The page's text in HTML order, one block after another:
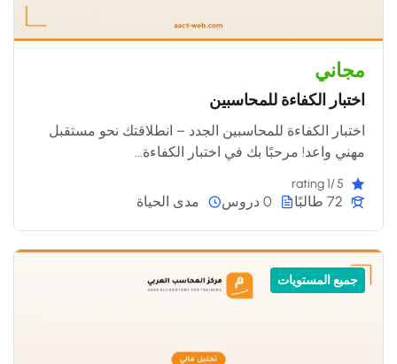
مجاني
اختبار الكفاءة للمحاسبين
اختبار الكفاءة للمحاسبين الجدد – انطلاقتك نحو مستقبل
مهني واعد! مرحبًا بك في اختبار الكفاءة...
5
/1 rating
72 طالبًا 0 دروس مدى الحياة
جميع المستويات